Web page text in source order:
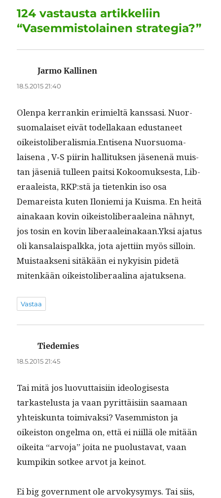
o
k
n p m
124 vastausta artikkeliin
“Vasemmistolainen strategia?”
Jarmo Kallinen
18.5.2015 21:40
Olen­pa ker­rankin erim­ieltä kanssasi. Nuor­
suo­ma­laiset eivät todel­lakaan edus­ta­neet
oikeistoliberalismia.Entisena Nuor­suo­ma­
laise­na , V‑S piirin hal­li­tuk­sen jäse­nenä muis­
tan jäseniä tulleen pait­si Kokoomuk­ses­ta, Lib­
er­aaleista, RKP:stä ja tietenkin iso osa
Demareista kuten Ilonie­mi ja Kuis­ma. En heitä
ainakaan kovin oikeis­tolib­er­aaleina näh­nyt,
jos tosin en kovin liberaaleinakaan.Yksi aja­tus
oli kansalais­palk­ka, jota ajet­ti­in myös sil­loin.
Muis­taak­seni sitäkään ei nyky­isin pide­tä
mitenkään oikeis­tolib­er­aali­na ajatuksena.
Vastaa
Tiedemies
18.5.2015 21:45
Tai mitä jos luovut­taisi­in ide­ol­o­gis­es­ta
tarkastelus­ta ja vaan pyrit­täisi­in saa­maan
yhteiskun­ta toimi­vak­si? Vasem­mis­ton ja
oikeis­ton ongel­ma on, että ei niil­lä ole mitään
oikei­ta “arvo­ja” joi­ta ne puo­lus­ta­vat, vaan
kumpikin sot­kee arvot ja keinot.
Ei big gov­ern­ment ole arvokysymys. Tai siis,